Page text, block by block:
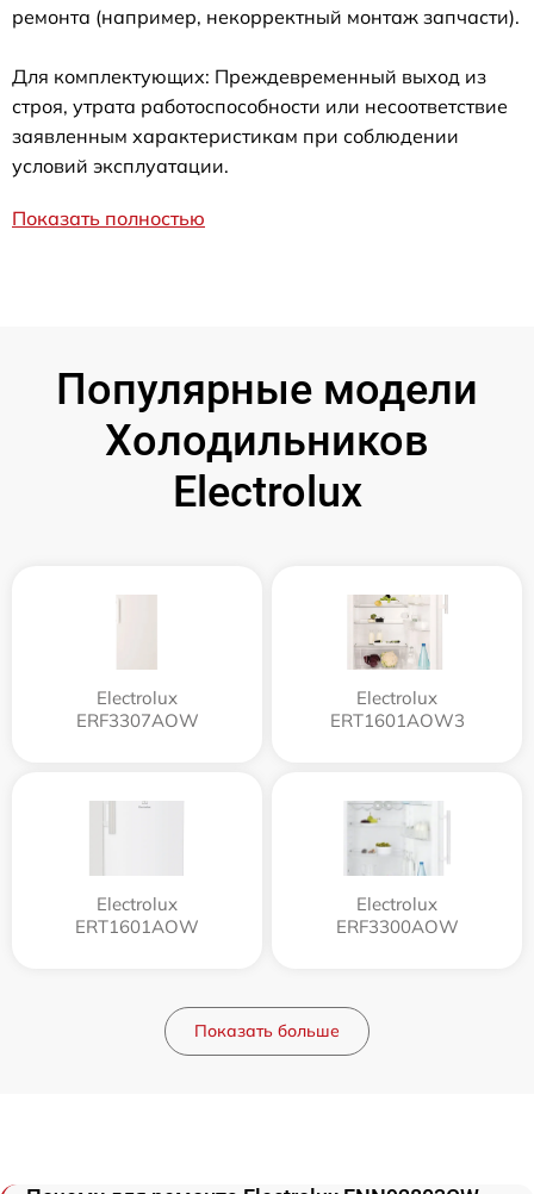
ремонта (например, некорректный монтаж запчасти).
Для комплектующих: Преждевременный выход из
строя, утрата работоспособности или несоответствие
заявленным характеристикам при соблюдении
условий эксплуатации.
Показать полностью
Популярные модели
Холодильников
Electrolux
Electrolux
ERF3307AOW
Electrolux
ERT1601AOW3
Electrolux
ERT1601AOW
Electrolux
ERF3300AOW
Показать больше